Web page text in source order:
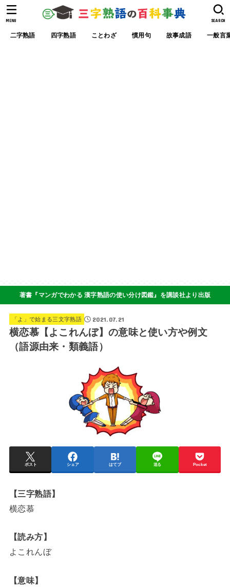
二字熟語 四字熟語 ことわざ 慣用句 故事成語 一般言
SEARCH
MENU
著書『マンガでわかる 漢字熟語の使い分け図鑑』を講談社より出版
「よ」で始まる三文字熟語 2021.07.21
横恋慕【よこれんぼ】の意味と使い方や例文
（語源由来・類義語）
ポスト シェア はてブ 送る Pocket
【三字熟語】
横恋慕
【読み方】
よこれんぼ
【意味】